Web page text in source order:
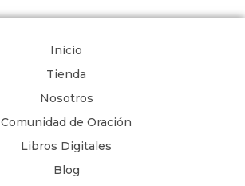
Inicio
Tienda
Nosotros
Comunidad de Oración
Libros Digitales
Blog